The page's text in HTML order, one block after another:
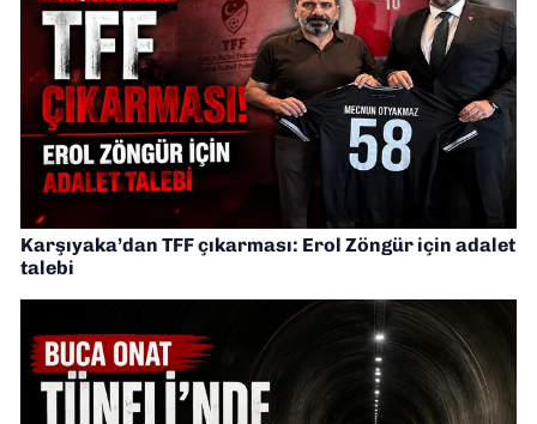
Karşıyaka’dan TFF çıkarması: Erol Zöngür için adalet
talebi